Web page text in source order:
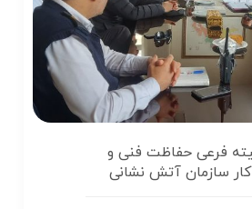
فرعی حفاظت فنی و
سازمان آتش نشانی